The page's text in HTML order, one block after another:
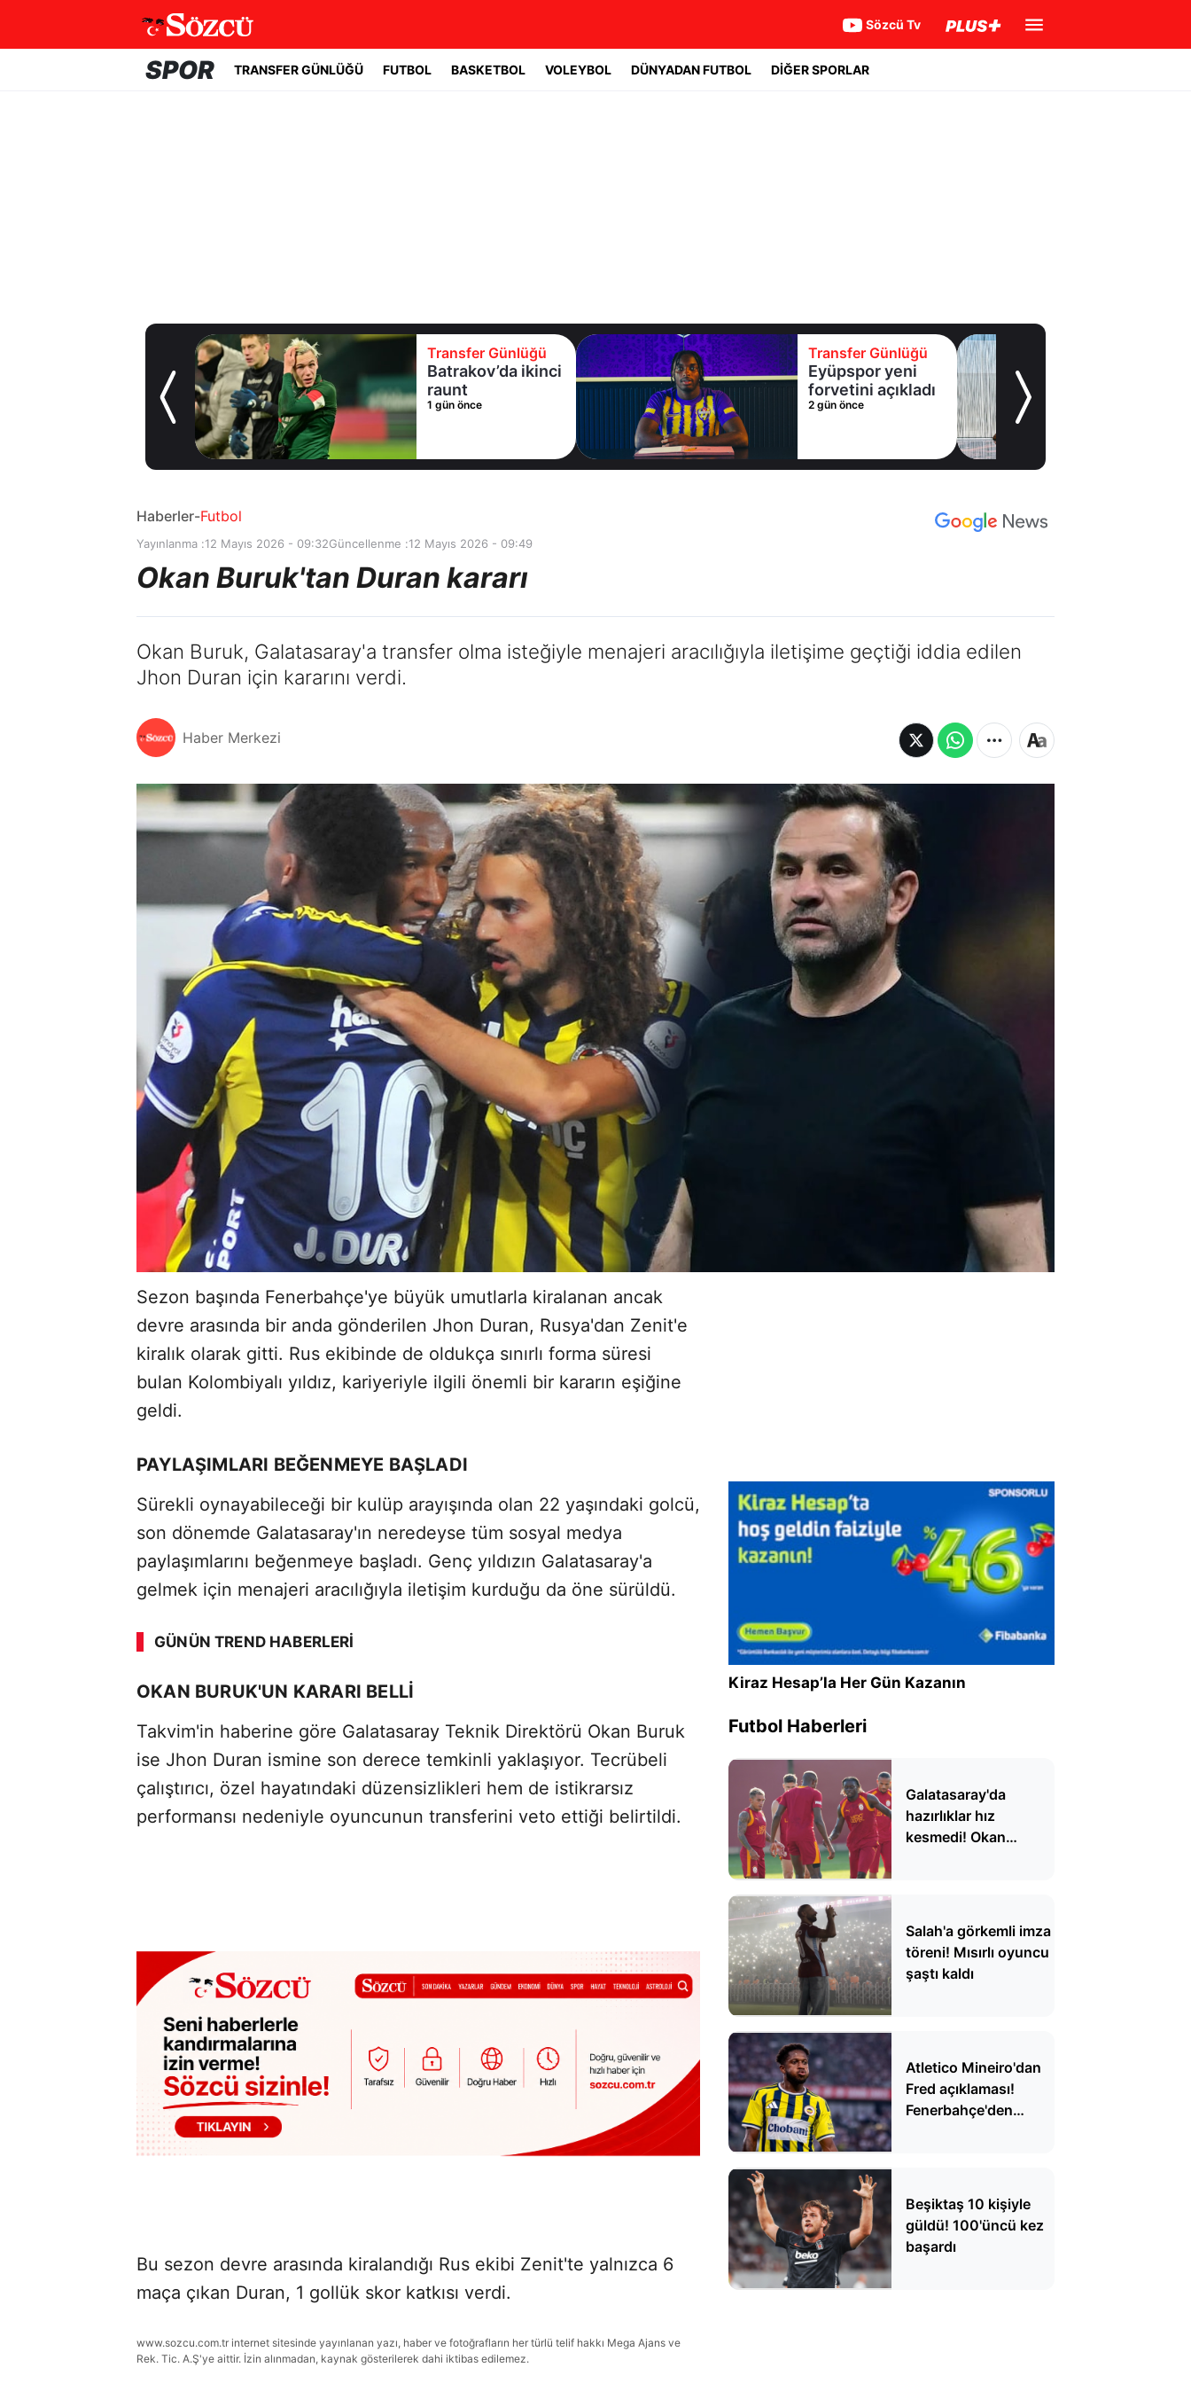
Sözcü Tv
SPOR TRANSFER GÜNLÜĞÜ FUTBOL BASKETBOL VOLEYBOL DÜNYADAN FUTBOL DİĞER SPORLAR
Transfer Günlüğü
Batrakov’da ikinci
raunt
1 gün önce
Transfer Günlüğü
Eyüpspor yeni
forvetini açıkladı
2 gün önce
Samsunspor'a
Malili orta saha
2 gün önce
Haberler-Futbol
Yayınlanma :12 Mayıs 2026 - 09:32Güncellenme :12 Mayıs 2026 - 09:49
Okan Buruk'tan Duran kararı
Okan Buruk, Galatasaray'a transfer olma isteğiyle menajeri aracılığıyla iletişime geçtiği iddia edilen
Jhon Duran için kararını verdi.
Haber Merkezi
Sezon başında Fenerbahçe'ye büyük umutlarla kiralanan ancak
devre arasında bir anda gönderilen Jhon Duran, Rusya'dan Zenit'e
kiralık olarak gitti. Rus ekibinde de oldukça sınırlı forma süresi
bulan Kolombiyalı yıldız, kariyeriyle ilgili önemli bir kararın eşiğine
geldi.
PAYLAŞIMLARI BEĞENMEYE BAŞLADI
Sürekli oynayabileceği bir kulüp arayışında olan 22 yaşındaki golcü,
son dönemde Galatasaray'ın neredeyse tüm sosyal medya
paylaşımlarını beğenmeye başladı. Genç yıldızın Galatasaray'a
gelmek için menajeri aracılığıyla iletişim kurduğu da öne sürüldü.
GÜNÜN TREND HABERLERI
OKAN BURUK'UN KARARI BELLİ
Takvim'in haberine göre Galatasaray Teknik Direktörü Okan Buruk
ise Jhon Duran ismine son derece temkinli yaklaşıyor. Tecrübeli
çalıştırıcı, özel hayatındaki düzensizlikleri hem de istikrarsız
performansı nedeniyle oyuncunun transferini veto ettiği belirtildi.
Bu sezon devre arasında kiralandığı Rus ekibi Zenit'te yalnızca 6
maça çıkan Duran, 1 gollük skor katkısı verdi.
www.sozcu.com.tr internet sitesinde yayınlanan yazı, haber ve fotoğrafların her türlü telif hakkı Mega Ajans ve
Rek. Tic. A.Ş'ye aittir. İzin alınmadan, kaynak gösterilerek dahi iktibas edilemez.
Kiraz Hesap’la Her Gün Kazanın
Futbol Haberleri
Galatasaray'da
hazırlıklar hız
kesmedi! Okan
Salah'a görkemli imza
töreni! Mısırlı oyuncu
şaştı kaldı
Atletico Mineiro'dan
Fred açıklaması!
Fenerbahçe'den
Beşiktaş 10 kişiyle
güldü! 100'üncü kez
başardı